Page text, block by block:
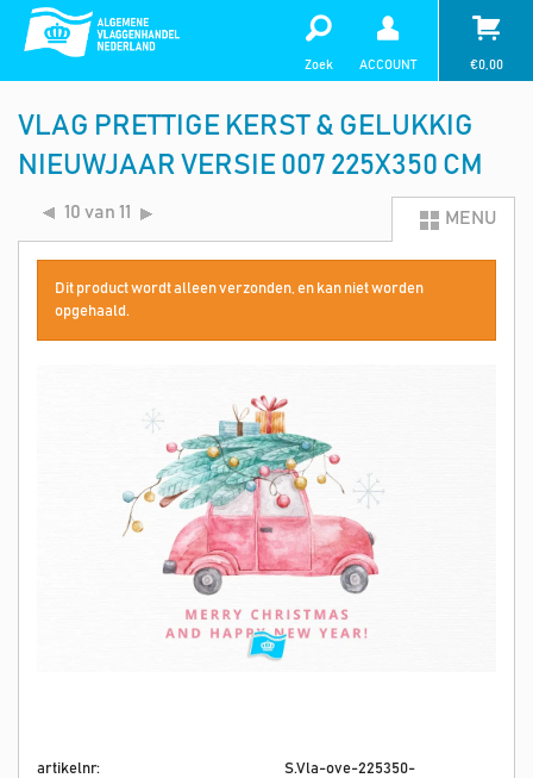
Zoek ACCOUNT €0,00
VLAG PRETTIGE KERST & GELUKKIG
NIEUWJAAR VERSIE 007 225X350 CM
10 van 11 MENU
Dit product wordt alleen verzonden, en kan niet worden
opgehaald.
artikelnr:
S.Vla-ove-225350-